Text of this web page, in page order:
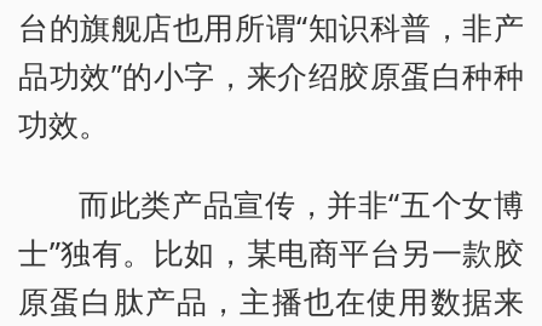
台的旗舰店也用所谓“知识科普，非产
品功效”的小字，来介绍胶原蛋白种种
功效。
而此类产品宣传，并非“五个女博
士”独有。比如，某电商平台另一款胶
原蛋白肽产品，主播也在使用数据来